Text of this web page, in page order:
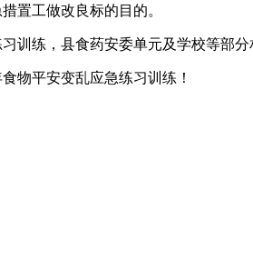
置工做改良标的目的。
练，县食药安委单元及学校等部分
物平安变乱应急练习训练！